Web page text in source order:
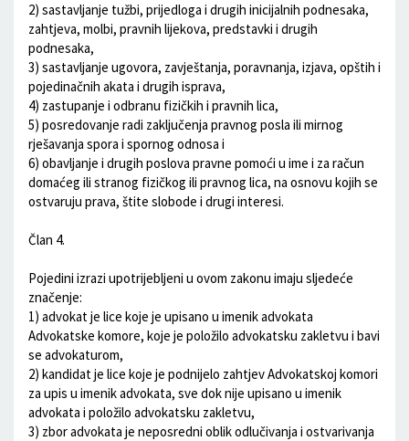
2) sastavljanje tužbi, prijedloga i drugih inicijalnih podnesaka,
zahtjeva, molbi, pravnih lijekova, predstavki i drugih
podnesaka,
3) sastavljanje ugovora, zavještanja, poravnanja, izjava, opštih i
pojedinačnih akata i drugih isprava,
4) zastupanje i odbranu fizičkih i pravnih lica,
5) posredovanje radi zaključenja pravnog posla ili mirnog
rješavanja spora i spornog odnosa i
6) obavljanje i drugih poslova pravne pomoći u ime i za račun
domaćeg ili stranog fizičkog ili pravnog lica, na osnovu kojih se
ostvaruju prava, štite slobode i drugi interesi.
Član 4.
Pojedini izrazi upotrijebljeni u ovom zakonu imaju sljedeće
značenje:
1) advokat je lice koje je upisano u imenik advokata
Advokatske komore, koje je položilo advokatsku zakletvu i bavi
se advokaturom,
2) kandidat je lice koje je podnijelo zahtjev Advokatskoj komori
za upis u imenik advokata, sve dok nije upisano u imenik
advokata i položilo advokatsku zakletvu,
3) zbor advokata je neposredni oblik odlučivanja i ostvarivanja